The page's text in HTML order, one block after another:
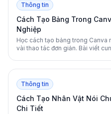
Thông tin
Cách Tạo Bảng Trong
Nghiệp
Học cách tạo bảng trong Canva
vài thao tác đơn giản. Bài viết
Thông tin
Cách Tạo Nhân Vật Nói
Chi Tiết